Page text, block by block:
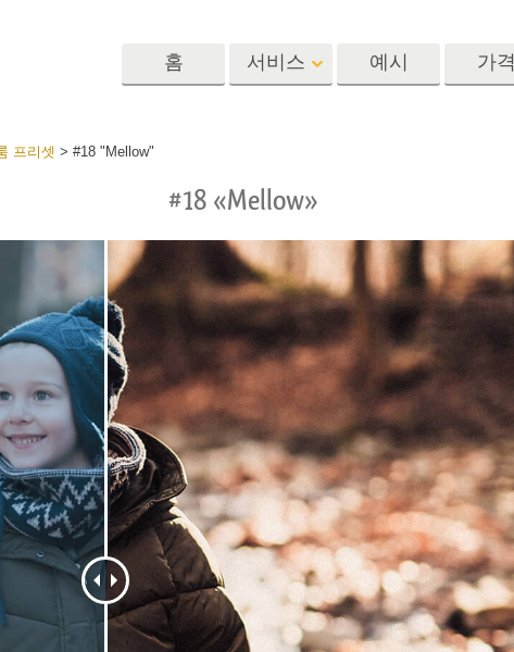
홈 서비스
편집 서비스 AI로 생성된 의류 모델 이미지 조작 서비스
터칭 서비스 주얼리 리터칭 서비스 AI 훈련 데이터
예시 가격
프리셋
렉션
포토샵 액션
포토샵 오버레이
포토샵 텍스처
Ps Actions 전체 컬렉션
Ps 오버레이 전체 컬렉
션
발렌타인 데이 카드
결혼식 초대장
어린이 생일 초대장
프리셋 > #18 "Mellow"
#18 «Mellow»